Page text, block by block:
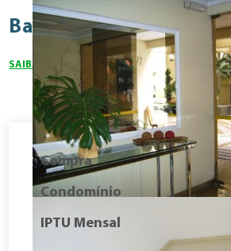
Bairro Campos Elíseos
SAIBA MAIS SOBRE O BAIRRO
Compra
Condomínio
IPTU Mensal